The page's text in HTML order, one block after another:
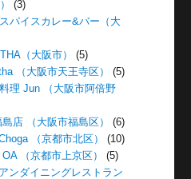
(3)
パイスカレー&バー（大
（大阪市）
(5)
（大阪市天王寺区）
(5)
理 Jun （大阪市阿倍野
店 （大阪市福島区）
(6)
（京都市北区）
(10)
（京都市上京区）
(5)
ンダイニングレストラン